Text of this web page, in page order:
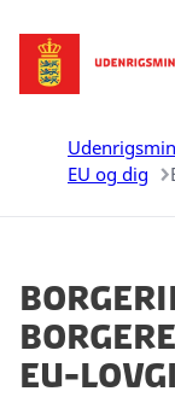
Gå til forsiden
EU og dig
EU-